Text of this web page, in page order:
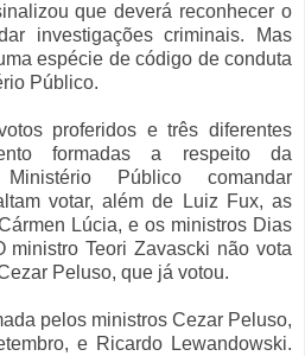
que deverá reconhecer o
investigações criminais. Mas
espécie de código de conduta
Público.
proferidos e três diferentes
formadas a respeito da
Público comandar
votar, além de Luiz Fux, as
Lúcia, e os ministros Dias
ministro Teori Zavascki não vota
Peluso, que já votou.
pelos ministros Cezar Peluso,
e Ricardo Lewandowski.